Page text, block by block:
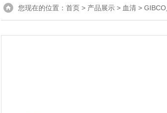
您现在的位置： 首页 > 产品展示 > 血清 >